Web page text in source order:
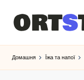
Домашня Їжа та напої